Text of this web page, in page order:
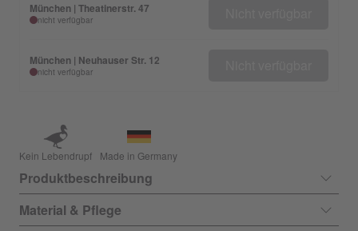
München | Theatinerstr. 47
nicht verfügbar
München | Neuhauser Str. 12
nicht verfügbar
Kein Lebendrupf Made in Germany
Produktbeschreibung
Material & Pflege